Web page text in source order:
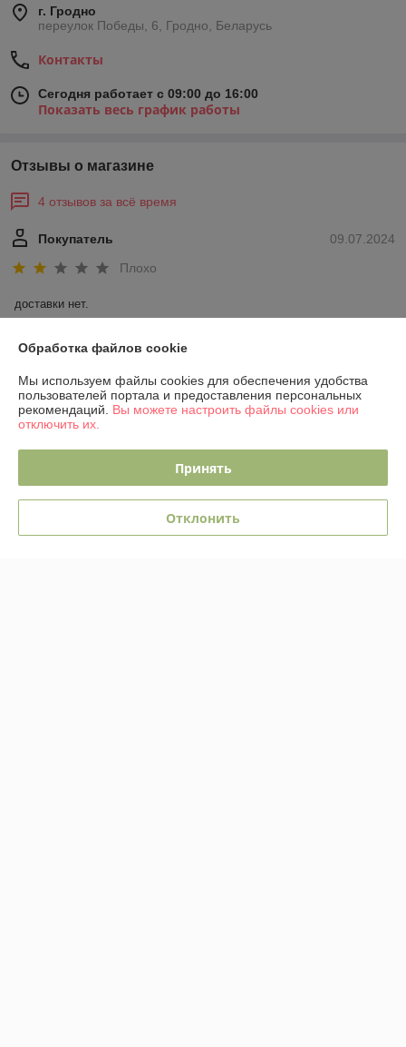
г. Гродно
переулок Победы, 6, Гродно, Беларусь
Контакты
Сегодня работает с 09:00 до 16:00
Показать весь график работы
Отзывы о магазине
4 отзывов за всё время
09.07.2024
Покупатель
Плохо
доставки нет.
06.06.2024
Владимир
Приятные цены,вежливое и быстрое обслуживание.
Обработка файлов cookie
Мы используем файлы cookies для обеспечения удобства
пользователей портала и предоставления персональных
рекомендаций. Вы можете настроить файлы cookies или
отключить их.
Принять
Отклонить